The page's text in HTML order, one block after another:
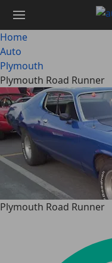
contenuto
principale
Home
Auto
Plymouth
Plymouth Road Runner
Plymouth Road Runner